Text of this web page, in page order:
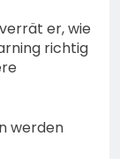
er, wie
richtig
werden